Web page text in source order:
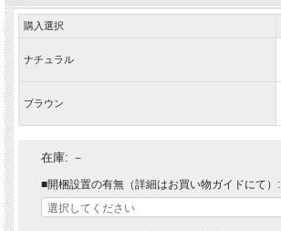
購入選択
ナチュラル
ブラウン
在庫: －
■開梱設置の有無（詳細はお買い物ガイドにて）: